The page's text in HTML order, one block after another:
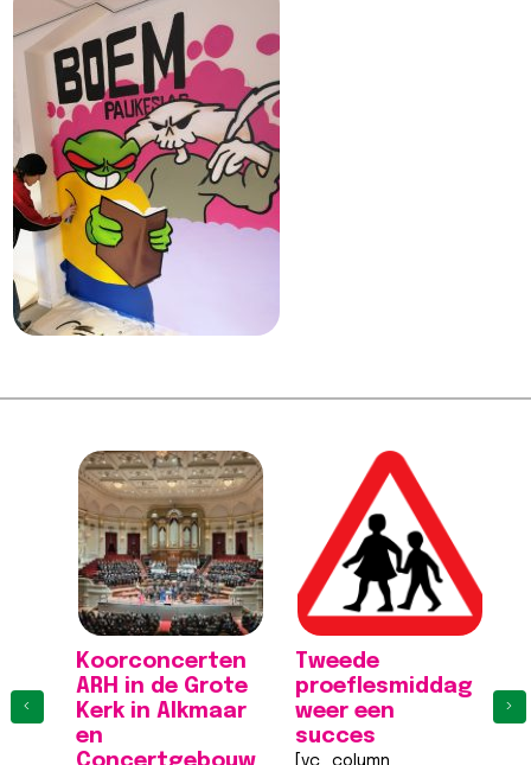
Koorconcerten
ARH in de Grote
Kerk in Alkmaar
en
Tweede
proeflesmiddag
weer een
succes
[vc_column
‹ ›